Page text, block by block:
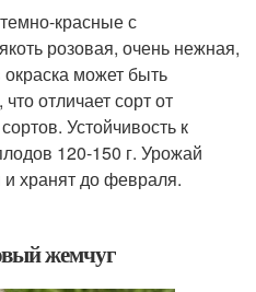
красные с
розовая, очень нежная,
может быть
отличает сорт от
Устойчивость к
120-150 г. Урожай
хранят до февраля.
жемчуг